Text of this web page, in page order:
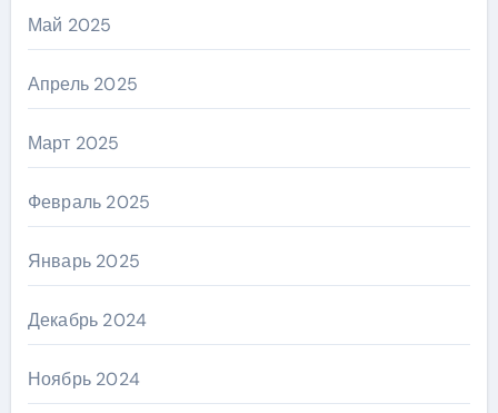
Май 2025
Апрель 2025
Март 2025
Февраль 2025
Январь 2025
Декабрь 2024
Ноябрь 2024